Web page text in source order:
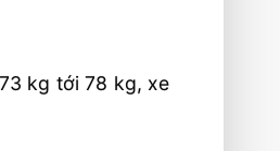
kg tới 78 kg, xe